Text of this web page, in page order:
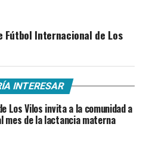
Internacional de Los
INTERESAR
Los Vilos invita a la comunidad a
mes de la lactancia materna